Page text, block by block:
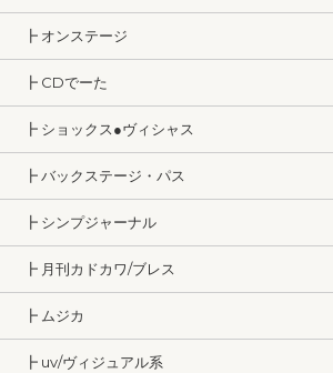
┣ オンステージ
┣ CDでーた
┣ ショックス●ヴィシャス
┣ バックステージ・パス
┣ シンプジャーナル
┣ 月刊カドカワ/ブレス
┣ ムジカ
┣ uv/ヴィジュアル系